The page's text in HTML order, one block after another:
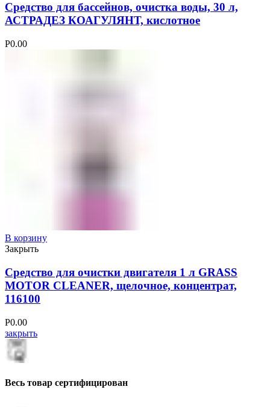
Средство для бассейнов, очистка воды, 30 л,
АСТРАДЕЗ КОАГУЛЯНТ, кислотное
Р0.00
В корзину
Закрыть
Средство для очистки двигателя 1 л GRASS
MOTOR CLEANER, щелочное, концентрат,
116100
Р0.00
закрыть
Весь товар сертифицирован